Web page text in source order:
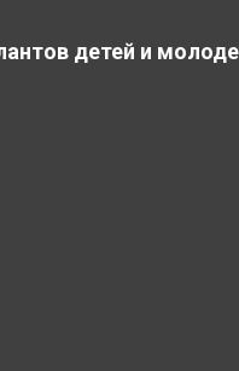
детей и